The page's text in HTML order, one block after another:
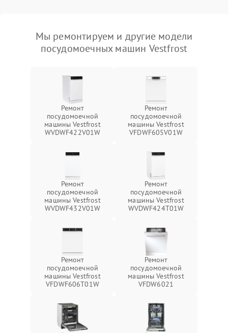
Мы ремонтируем и другие модели
посудомоечных машин Vestfrost
Ремонт
посудомоечной
машины Vestfrost
WVDWF422V01W
Ремонт
посудомоечной
машины Vestfrost
VFDWF605V01W
Ремонт
посудомоечной
машины Vestfrost
WVDWF432V01W
Ремонт
посудомоечной
машины Vestfrost
WVDWF424T01W
Ремонт
посудомоечной
машины Vestfrost
VFDWF606T01W
Ремонт
посудомоечной
машины Vestfrost
VFDW6021